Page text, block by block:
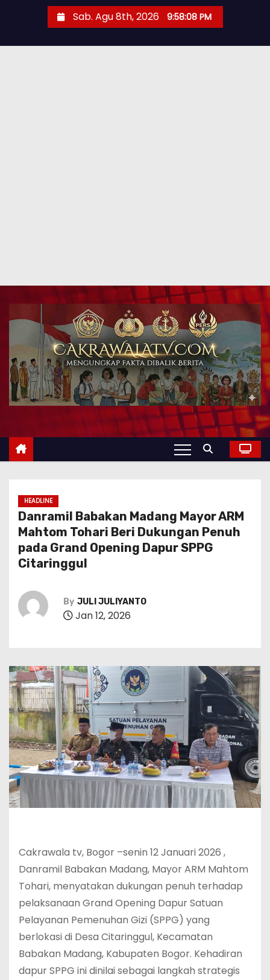
Sab. Agu 8th, 2026 9:58:10 PM
HEADLINE
Danramil Babakan Madang Mayor ARM
Mahtom Tohari Beri Dukungan Penuh
pada Grand Opening Dapur SPPG
Citaringgul
By JULI JULIYANTO
Jan 12, 2026
Cakrawala tv, Bogor –senin 12 Januari 2026 ,
Danramil Babakan Madang, Mayor ARM Mahtom
Tohari, menyatakan dukungan penuh terhadap
pelaksanaan Grand Opening Dapur Satuan
Pelayanan Pemenuhan Gizi (SPPG) yang
berlokasi di Desa Citaringgul, Kecamatan
Babakan Madang, Kabupaten Bogor. Kehadiran
dapur SPPG ini dinilai sebagai langkah strategis